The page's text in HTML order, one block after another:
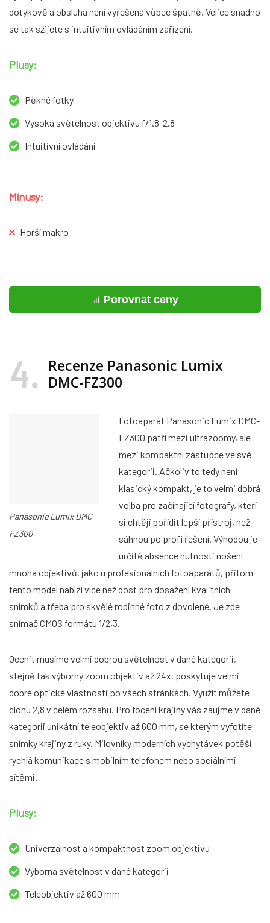
dotykově a obsluha není vyřešena vůbec špatně. Velice snadno
se tak sžijete s intuitivním ovládáním zařízení.
Plusy:
Pěkné fotky
Vysoká světelnost objektivu f/1.8-2.8
Intuitivní ovládání
Mínusy:
Horší makro
Porovnat ceny
4
Recenze Panasonic Lumix
DMC-FZ300
Panasonic Lumix DMC-
FZ300
Fotoaparát Panasonic Lumix DMC-
FZ300 patří mezi ultrazoomy, ale
mezi kompaktní zástupce ve své
kategorii. Ačkoliv to tedy není
klasický kompakt, je to velmi dobrá
volba pro začínající fotografy, kteří
si chtějí pořídit lepší přístroj, než
sáhnou po profi řešení. Výhodou je
určitě absence nutnosti nošení
mnoha objektivů, jako u profesionálních fotoaparátů, přitom
tento model nabízí více než dost pro dosažení kvalitních
snímků a třeba pro skvělé rodinné foto z dovolené. Je zde
snímač CMOS formátu 1/2,3.
Ocenit musíme velmi dobrou světelnost v dané kategorii,
stejně tak výborný zoom objektiv až 24x, poskytuje velmi
dobré optické vlastnosti po všech stránkách. Využít můžete
clonu 2,8 v celém rozsahu. Pro focení krajiny vás zaujme v dané
kategorii unikátní teleobjektiv až 600 mm, se kterým vyfotíte
snímky krajiny z ruky. Milovníky moderních vychytávek potěší
rychlá komunikace s mobilním telefonem nebo sociálními
sítěmi.
Plusy:
Univerzálnost a kompaktnost zoom objektivu
Výborná světelnost v dané kategorii
Teleobjektiv až 600 mm